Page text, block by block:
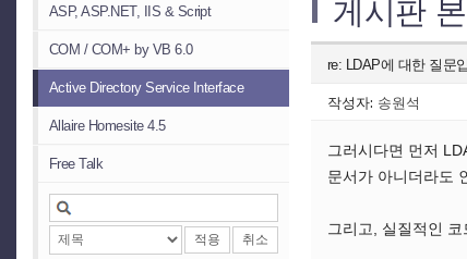
ASP, ASP.NET, IIS & Script
COM / COM+ by VB 6.0
Active Directory Service Interface
Allaire Homesite 4.5
Free Talk
적용 취소
게시판
re: LDAP에 대한 질문
작성자: 송원석
그러시다면 먼저
문서가 아니더라도
그리고, 실질적인